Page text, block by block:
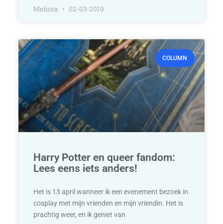
Melissa 02-03-2019
COLUMN
Harry Potter en queer fandom:
Lees eens iets anders!
Het is 13 april wanneer ik een evenement bezoek in
cosplay met mijn vrienden en mijn vriendin. Het is
prachtig weer, en ik geniet van